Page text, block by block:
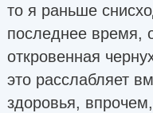
то я раньше
последнее время,
откровенная
это расслабляет
здоровья,